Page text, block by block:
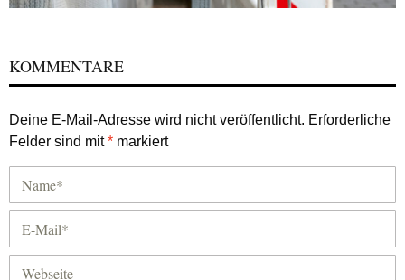
KOMMENTARE
Deine E-Mail-Adresse wird nicht veröffentlicht. Erforderliche
Felder sind mit* markiert